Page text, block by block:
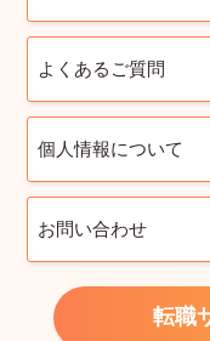
よくあるご質問
個人情報について
お問い合わせ
転職